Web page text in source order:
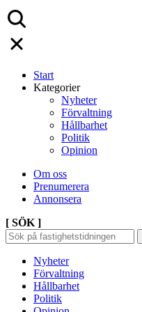
Start
Kategorier
Nyheter
Förvaltning
Hållbarhet
Politik
Opinion
Om oss
Prenumerera
Annonsera
[ SÖK ]
Sök
efter:
Nyheter
Förvaltning
Hållbarhet
Politik